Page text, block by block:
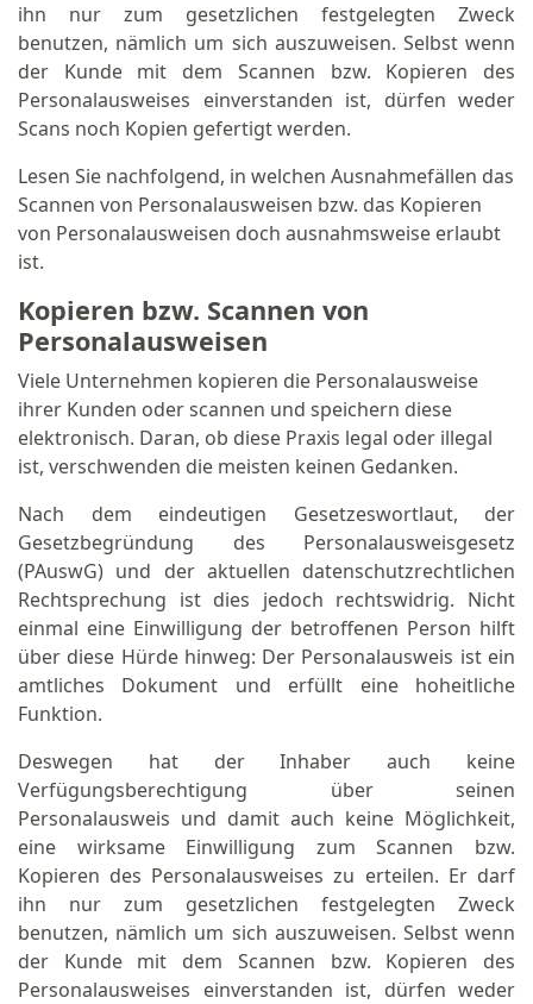
ihn nur zum gesetzlichen festgelegten Zweck
benutzen, nämlich um sich auszuweisen. Selbst wenn
der Kunde mit dem Scannen bzw. Kopieren des
Personalausweises einverstanden ist, dürfen weder
Scans noch Kopien gefertigt werden.
Lesen Sie nachfolgend, in welchen Ausnahmefällen das
Scannen von Personalausweisen bzw. das Kopieren
von Personalausweisen doch ausnahmsweise erlaubt
ist.
Kopieren bzw. Scannen von
Personalausweisen
Viele Unternehmen kopieren die Personalausweise
ihrer Kunden oder scannen und speichern diese
elektronisch. Daran, ob diese Praxis legal oder illegal
ist, verschwenden die meisten keinen Gedanken.
Nach dem eindeutigen Gesetzeswortlaut, der
Gesetzbegründung des Personalausweisgesetz
(PAuswG) und der aktuellen datenschutzrechtlichen
Rechtsprechung ist dies jedoch rechtswidrig. Nicht
einmal eine Einwilligung der betroffenen Person hilft
über diese Hürde hinweg: Der Personalausweis ist ein
amtliches Dokument und erfüllt eine hoheitliche
Funktion.
Deswegen hat der Inhaber auch keine
Verfügungsberechtigung über seinen
Personalausweis und damit auch keine Möglichkeit,
eine wirksame Einwilligung zum Scannen bzw.
Kopieren des Personalausweises zu erteilen. Er darf
ihn nur zum gesetzlichen festgelegten Zweck
benutzen, nämlich um sich auszuweisen. Selbst wenn
der Kunde mit dem Scannen bzw. Kopieren des
Personalausweises einverstanden ist, dürfen weder